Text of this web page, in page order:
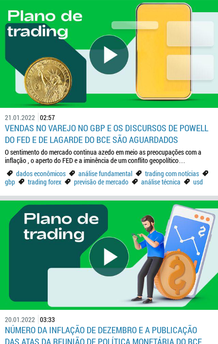
21.01.2022 02:57
VENDAS NO VAREJO NO GBP E OS DISCURSOS DE POWELL
DO FED E DE LAGARDE DO BCE SÃO AGUARDADOS
O sentimento do mercado continua azedo em meio as preocupações com a
inflação , o aperto do FED e a iminência de um conflito geopolítico…
dados econômicos
análise fundamental
trading com notícias
gbp
trading forex previsão de mercado análise técnica usd
20.01.2022 03:33
NÚMERO DA INFLAÇÃO DE DEZEMBRO E A PUBLICAÇÃO
DAS ATAS DA REUNIÃO DE POLÍTICA MONETÁRIA DO BCE